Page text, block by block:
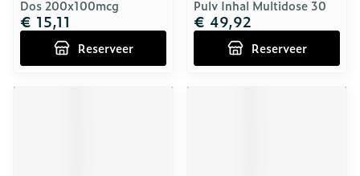
Dos 200x100mcg
€ 15,11
Reserveer
Pulv Inhal Multidose 30
€ 49,92
Reserveer